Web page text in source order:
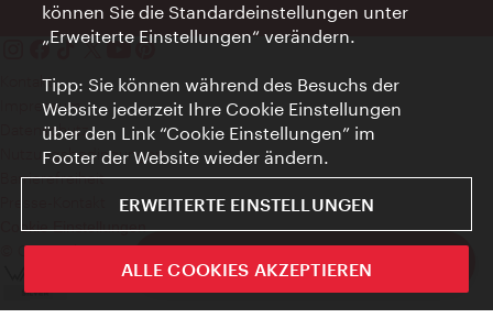
ivie - Die offizielle City Guide App
Kontakt
Impressum
Datenschutz
Nutzungsbedingungen
Barrierefreiheit
Cookie Einstellungen
© Copyright WienTourismus
können Sie die Standardeinstellungen unter
„Erweiterte Einstellungen“ verändern.
Tipp: Sie können während des Besuchs der
Website jederzeit Ihre Cookie Einstellungen
über den Link “Cookie Einstellungen” im
Footer der Website wieder ändern.
ERWEITERTE EINSTELLUNGEN
ALLE COOKIES AKZEPTIEREN